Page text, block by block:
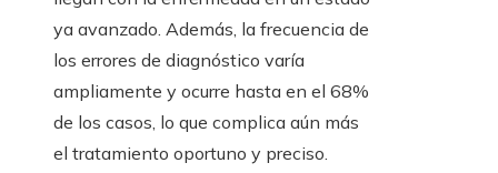
ya avanzado. Además, la frecuencia de
los errores de diagnóstico varía
ampliamente y ocurre hasta en el 68%
de los casos, lo que complica aún más
el tratamiento oportuno y preciso.